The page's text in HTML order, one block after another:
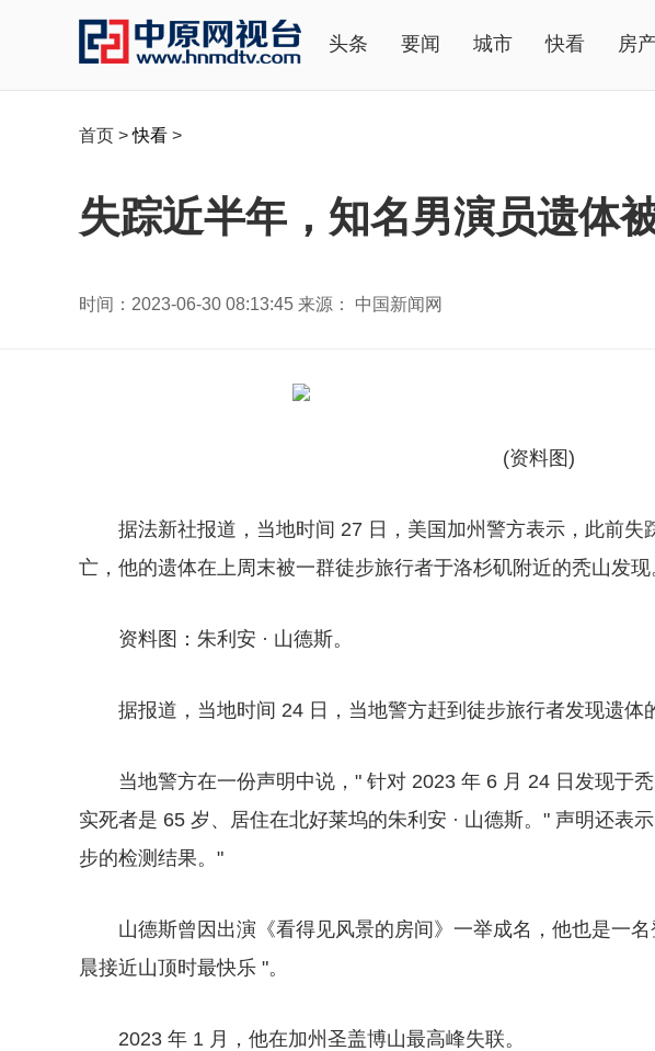
头条 要闻 城市 快看 房
首页 >快看 >
失踪近半年，知名男演员遗体
时间：2023-06-30 08:13:45 来源： 中国新闻网
(资料图)
据法新社报道，当地时间 27 日，美国加州警方表示，此前失
亡，他的遗体在上周末被一群徒步旅行者于洛杉矶附近的秃山发现
资料图：朱利安 · 山德斯。
据报道，当地时间 24 日，当地警方赶到徒步旅行者发现遗体
当地警方在一份声明中说，" 针对 2023 年 6 月 24 日发现于
实死者是 65 岁、居住在北好莱坞的朱利安 · 山德斯。" 声明还表
步的检测结果。"
山德斯曾因出演《看得见风景的房间》一举成名，他也是一
晨接近山顶时最快乐 "。
2023 年 1 月，他在加州圣盖博山最高峰失联。